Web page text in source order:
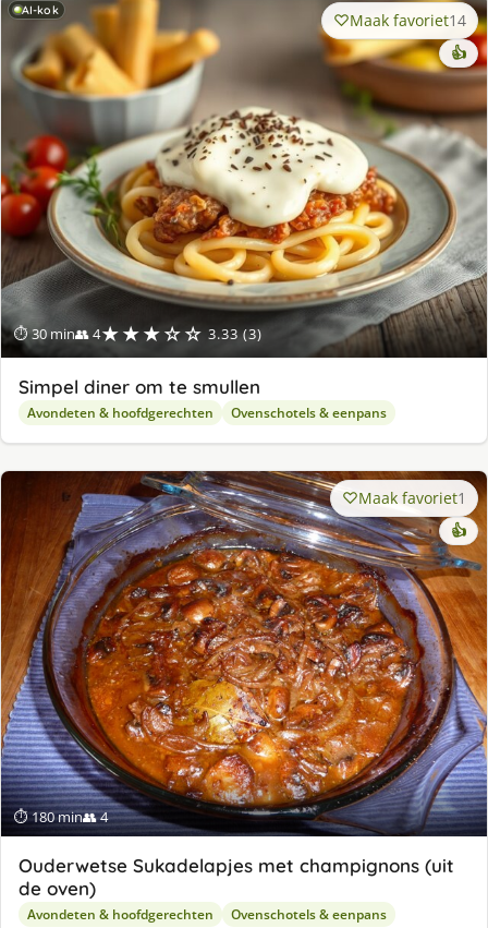
AI-kok
⏱ 30 min👥 4★★★☆☆ 3.33 (3)
Maak favoriet14
👍
Simpel diner om te smullen
Avondeten & hoofdgerechten Ovenschotels & eenpans
⏱ 180 min👥 4
Maak favoriet1
👍
Ouderwetse Sukadelapjes met champignons (uit
de oven)
Avondeten & hoofdgerechten Ovenschotels & eenpans